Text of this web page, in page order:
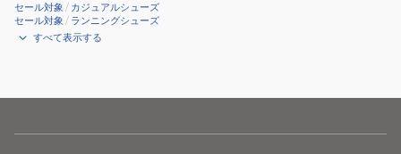
セール対象 / カジュアルシューズ
セール対象 / ランニングシューズ
すべて表示する